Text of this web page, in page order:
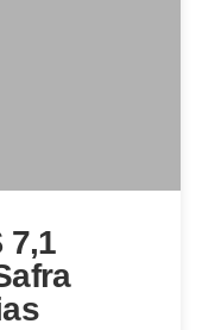
7,1